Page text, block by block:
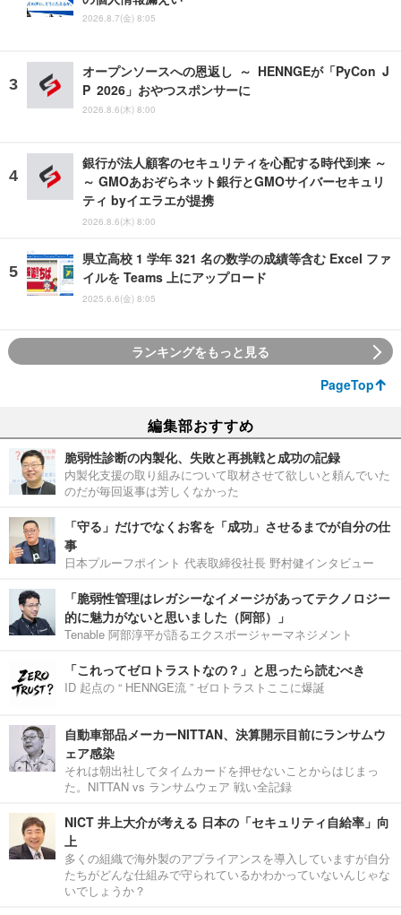
2026.8.7(金) 8:05
オープンソースへの恩返し ～ HENNGEが「PyCon J
P 2026」おやつスポンサーに
2026.8.6(木) 8:00
銀行が法人顧客のセキュリティを心配する時代到来 ～
～ GMOあおぞらネット銀行とGMOサイバーセキュリ
ティ byイエラエが提携
2026.8.6(木) 8:00
県立高校 1 学年 321 名の数学の成績等含む Excel ファ
イルを Teams 上にアップロード
2025.6.6(金) 8:05
ランキングをもっと見る
PageTop
編集部おすすめ
脆弱性診断の内製化、失敗と再挑戦と成功の記録
内製化支援の取り組みについて取材させて欲しいと頼んでいた
のだが毎回返事は芳しくなかった
「守る」だけでなくお客を「成功」させるまでが自分の仕
事
日本プルーフポイント 代表取締役社長 野村健インタビュー
「脆弱性管理はレガシーなイメージがあってテクノロジー
的に魅力がないと思いました（阿部）」
Tenable 阿部淳平が語るエクスポージャーマネジメント
「これってゼロトラストなの？」と思ったら読むべき
ID 起点の “ HENNGE流 ” ゼロトラストここに爆誕
自動車部品メーカーNITTAN、決算開示目前にランサムウ
ェア感染
それは朝出社してタイムカードを押せないことからはじまっ
た。NITTAN vs ランサムウェア 戦い全記録
NICT 井上大介が考える 日本の「セキュリティ自給率」向
上
多くの組織で海外製のアプライアンスを導入していますが自分
たちがどんな仕組みで守られているかわかっていないんじゃな
いでしょうか？